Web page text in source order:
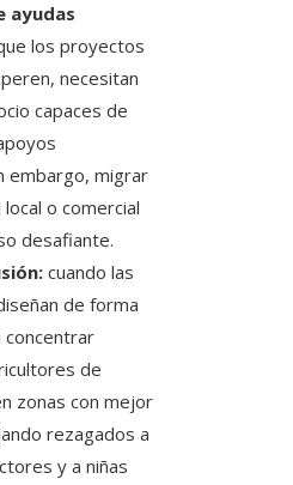
ayudas
los proyectos
necesitan
capaces de
embargo, migrar
local o comercial
desafiante.
cuando las
de forma
concentrar
de
zonas con mejor
rezagados a
y a niñas